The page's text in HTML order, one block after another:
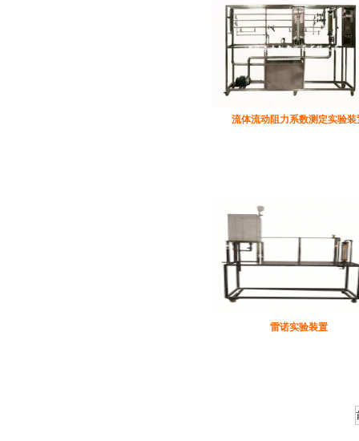
流体流动阻力系数测定实验装
雷诺实验装置